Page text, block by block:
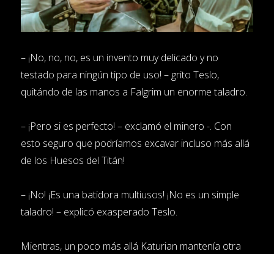
– ¡No, no, no, es un invento muy delicado y no
testado para ningún tipo de uso! – grito Teslo,
quitándo de las manos a Falgrim un enorme taladro.
– ¡Pero si es perfecto! – exclamó el minero -. Con
esto seguro que podríamos excavar incluso más allá
de los Huesos del Titán!
– ¡No! ¡Es una batidora multiusos! ¡No es un simple
taladro! – explicó exasperado Teslo.
Mientras, un poco más allá Katurian mantenía otra